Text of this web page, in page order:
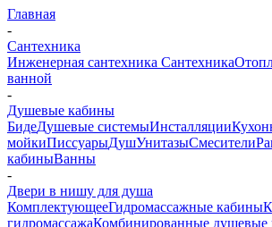
Главная
-
Сантехника
Инженерная сантехника Сантехника
ванной
-
Душевые кабины
БидеДушевые системыИнсталляции
мойкиПиссуарыДушУнитазыСмесители
кабиныВанны
-
Двери в нишу для душа
КомплектующееГидромассажные кабины
гидромассажаКомбинированные душевые